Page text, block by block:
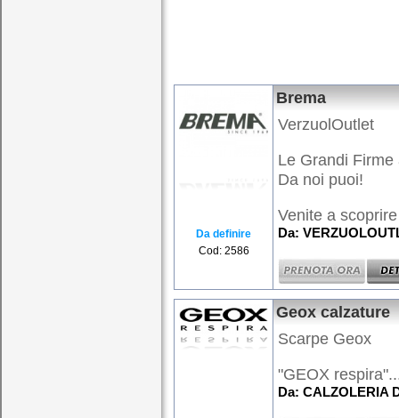
Da definire
Cod: 2586
Brema
VerzuolOutlet
Le Grandi
Da noi puoi!
Venite a
Da:
Geox calzature
Scarpe Geox
"GEOX
Da: CALZOLERIA